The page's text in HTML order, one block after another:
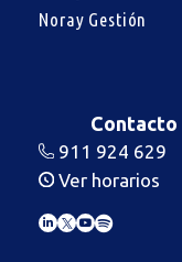
Noray Gestión
Contacto
Ver horarios
911 924 629